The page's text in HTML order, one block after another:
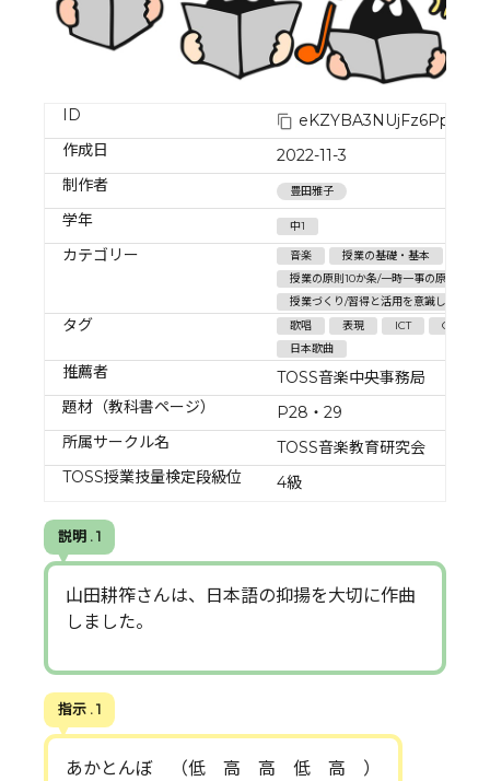
ID
作成日
2022-11-3
制作者
豊田雅子
学年 中1
カテゴリー 音楽
授業の基礎・基本
授業の原則10か条/一時一事の原則
授業づくり/習得と活用を意識した授業
タグ 歌唱 表現 ICT
GIGA
日本歌曲
推薦者
TOSS音楽中央事務局
題材（教科書ページ）
P28・29
所属サークル名
TOSS音楽教育研究会
TOSS授業技量検定段級位
4級
説明 . 1
山田耕筰さんは、日本語の抑揚を大切に作曲
しました。
指示 . 1
あかとんぼ （低 高 高 低 高 ）